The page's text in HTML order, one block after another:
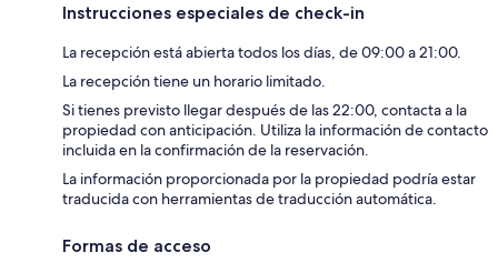
Instrucciones especiales de check-in
La recepción está abierta todos los días, de 09:00 a 21:00.
La recepción tiene un horario limitado.
Si tienes previsto llegar después de las 22:00, contacta a la
propiedad con anticipación. Utiliza la información de contacto
incluida en la confirmación de la reservación.
La información proporcionada por la propiedad podría estar
traducida con herramientas de traducción automática.
Formas de acceso